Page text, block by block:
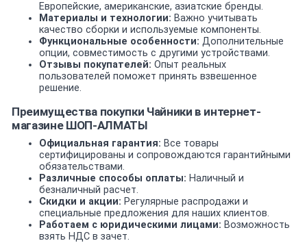
Европейские, американские, азиатские бренды.
Материалы и технологии: Важно учитывать
качество сборки и используемые компоненты.
Функциональные особенности: Дополнительные
опции, совместимость с другими устройствами.
Отзывы покупателей: Опыт реальных
пользователей поможет принять взвешенное
решение.
Преимущества покупки Чайники в интернет-
магазине ШОП-АЛМАТЫ
Официальная гарантия: Все товары
сертифицированы и сопровождаются гарантийными
обязательствами.
Различные способы оплаты: Наличный и
безналичный расчет.
Скидки и акции: Регулярные распродажи и
специальные предложения для наших клиентов.
Работаем с юридическими лицами: Возможность
взять НДС в зачет.